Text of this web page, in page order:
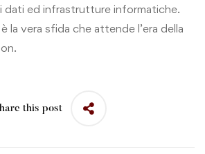
dati ed infrastrutture informatiche.
è la vera sfida che attende l’era della
this post